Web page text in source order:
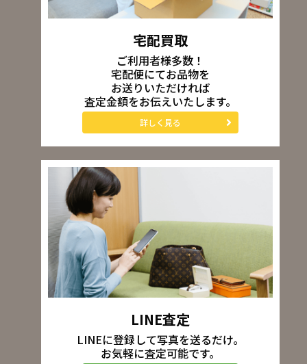
宅配買取
ご利用者様多数！
宅配便にてお品物を
お送りいただければ
査定金額をお伝えいたします。
詳しく見る
LINE査定
LINEに登録して写真を送るだけ。
お気軽に査定可能です。